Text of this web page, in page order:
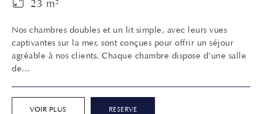
23 m²
Nos chambres doubles et un lit simple, avec leurs vues
captivantes sur la mer, sont conçues pour offrir un séjour
agréable à nos clients. Chaque chambre dispose d’une salle
de...
VOIR PLUS RESERVE